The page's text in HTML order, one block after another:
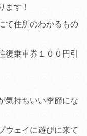
ます！
て住所のわかるもの
復乗車券１００円引
気持ちいい季節にな
ウェイに遊びに来て